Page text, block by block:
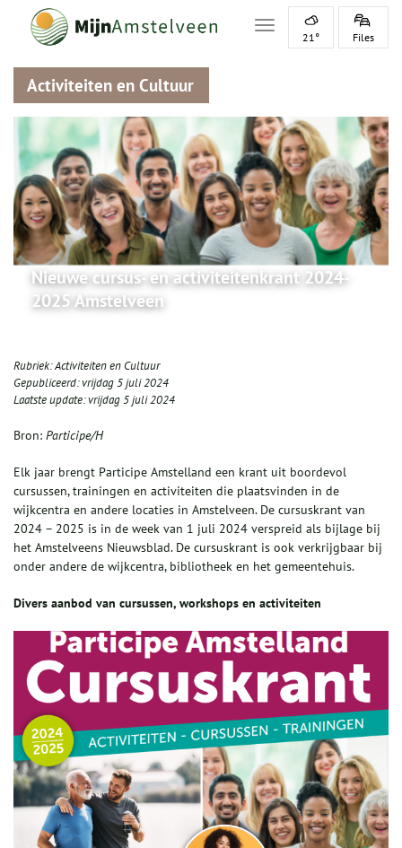
Toggle navigation
21° Files
Activiteiten en Cultuur
Nieuwe cursus- en activiteitenkrant 2024-
2025 Amstelveen
Rubriek:Activiteiten en Cultuur
Gepubliceerd:vrijdag 5 juli 2024
Laatste update:vrijdag 5 juli 2024
Bron: Participe/H
Elk jaar brengt Participe Amstelland een krant uit boordevol
cursussen, trainingen en activiteiten die plaatsvinden in de
wijkcentra en andere locaties in Amstelveen. De cursuskrant van
2024 – 2025 is in de week van 1 juli 2024 verspreid als bijlage bij
het Amstelveens Nieuwsblad. De cursuskrant is ook verkrijgbaar bij
onder andere de wijkcentra, bibliotheek en het gemeentehuis.
Divers aanbod van cursussen, workshops en activiteiten